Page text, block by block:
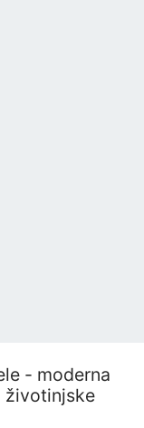
- moderna
životinjske